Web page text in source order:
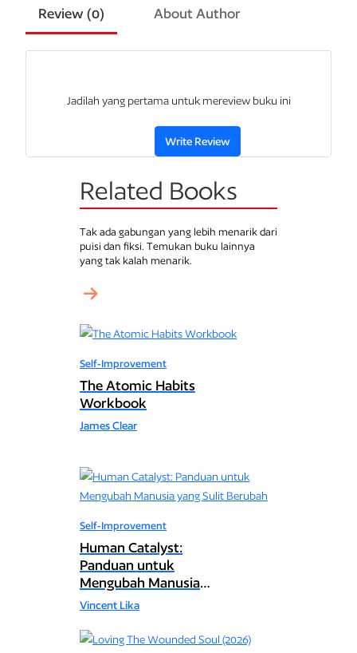
Review (0) About Author
Jadilah yang pertama untuk mereview buku ini
Write Review
Related Books
Tak ada gabungan yang lebih menarik dari
puisi dan fiksi. Temukan buku lainnya
yang tak kalah menarik.
Self-Improvement
The Atomic Habits
Workbook
James Clear
Self-Improvement
Human Catalyst:
Panduan untuk
Mengubah Manusia
yang Sulit Berubah
Vincent Lika